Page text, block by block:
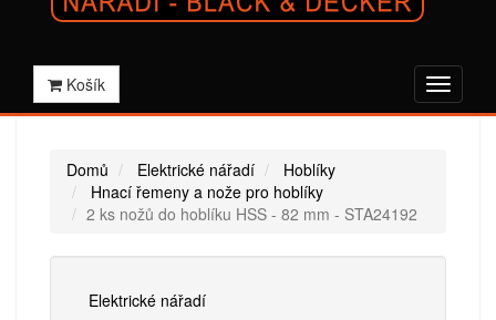
Košík
Domů Elektrické nářadí
Hoblíky
Hnací řemeny a nože pro hoblíky
2 ks nožů do hoblíku HSS - 82 mm - STA24192
Elektrické nářadí